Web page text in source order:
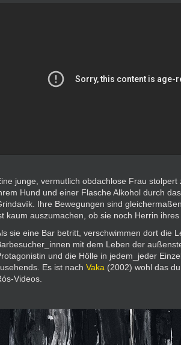
junge, vermutlich obdachlose Frau stolpert
Hund und einer Flasche Alkohol durch
Ihre Bewegungen sind
kaum auszumachen, ob sie noch Herrin
sie eine Bar betritt, verschwimmen dort die
mit dem Leben der
und die Hölle in jedem_jeder
Es ist nach Vaka (2002) wohl das
Videos.